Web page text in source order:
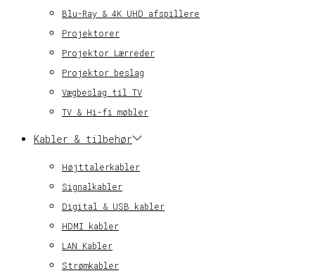
Blu-Ray & 4K UHD afspillere
Projektorer
Projektor Lærreder
Projektor beslag
Vægbeslag til TV
TV & Hi-fi møbler
Kabler & tilbehør
Højttalerkabler
Signalkabler
Digital & USB kabler
HDMI kabler
LAN Kabler
Strømkabler